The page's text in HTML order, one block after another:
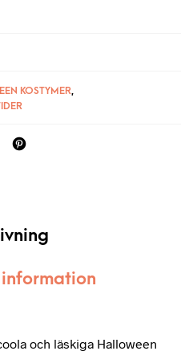
KOSTYMER,
och läskiga Halloween